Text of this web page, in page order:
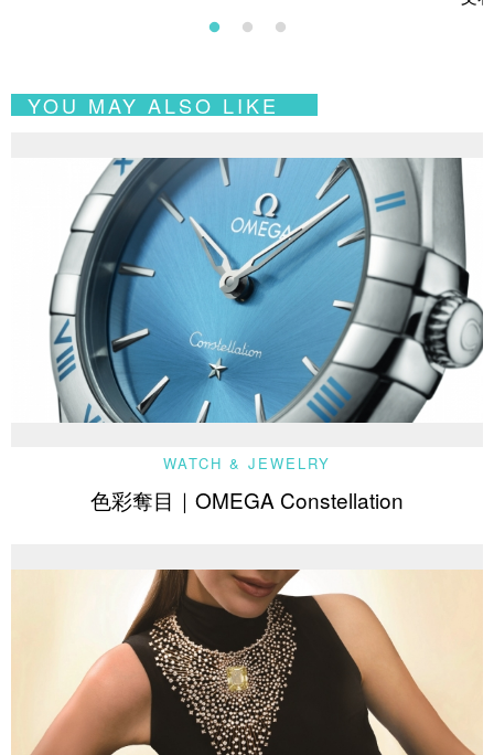
YOU MAY ALSO LIKE
WATCH & JEWELRY
色彩奪目｜OMEGA Constellation